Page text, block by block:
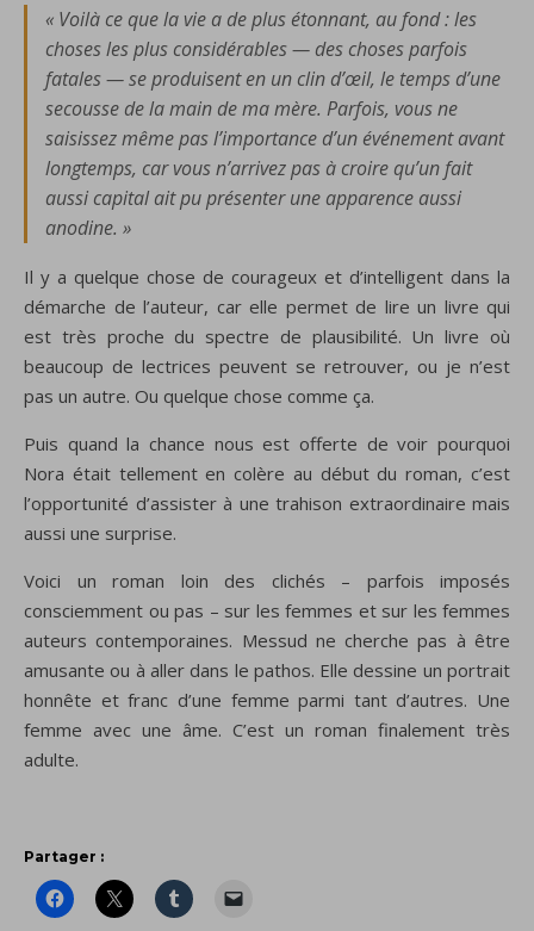
« Voilà ce que la vie a de plus étonnant, au fond : les
choses les plus considérables — des choses parfois
fatales — se produisent en un clin d’œil, le temps d’une
secousse de la main de ma mère. Parfois, vous ne
saisissez même pas l’importance d’un événement avant
longtemps, car vous n’arrivez pas à croire qu’un fait
aussi capital ait pu présenter une apparence aussi
anodine. »
Il y a quelque chose de courageux et d’intelligent dans la
démarche de l’auteur, car elle permet de lire un livre qui
est très proche du spectre de plausibilité. Un livre où
beaucoup de lectrices peuvent se retrouver, ou je n’est
pas un autre. Ou quelque chose comme ça.
Puis quand la chance nous est offerte de voir pourquoi
Nora était tellement en colère au début du roman, c’est
l’opportunité d’assister à une trahison extraordinaire mais
aussi une surprise.
Voici un roman loin des clichés – parfois imposés
consciemment ou pas – sur les femmes et sur les femmes
auteurs contemporaines. Messud ne cherche pas à être
amusante ou à aller dans le pathos. Elle dessine un portrait
honnête et franc d’une femme parmi tant d’autres. Une
femme avec une âme. C’est un roman finalement très
adulte.
Partager :